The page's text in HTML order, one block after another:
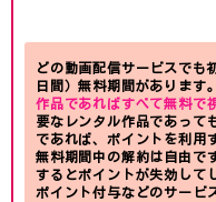
どの動画配信サービスでも
日間）無料期間があります
作品であればすべて無料で
要なレンタル作品であって
であれば、ポイントを利用
無料期間中の解約は自由で
するとポイントが失効して
ポイント付与などのサービ